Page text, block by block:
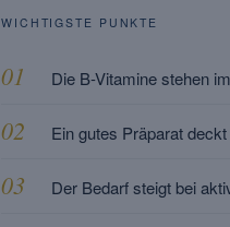
WICHTIGSTE PUNKTE
Die B-Vitamine stehen
Ein gutes Präparat
Der Bedarf steigt bei